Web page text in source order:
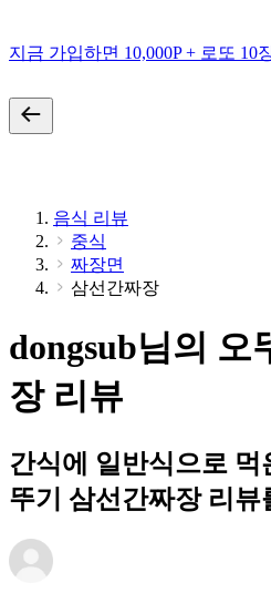
지금 가입하면 10,000P + 로또 10
음식 리뷰
중식
짜장면
삼선간짜장
dongsub님의 오
장 리뷰
간식에 일반식으로 먹
뚜기 삼선간짜장 리뷰